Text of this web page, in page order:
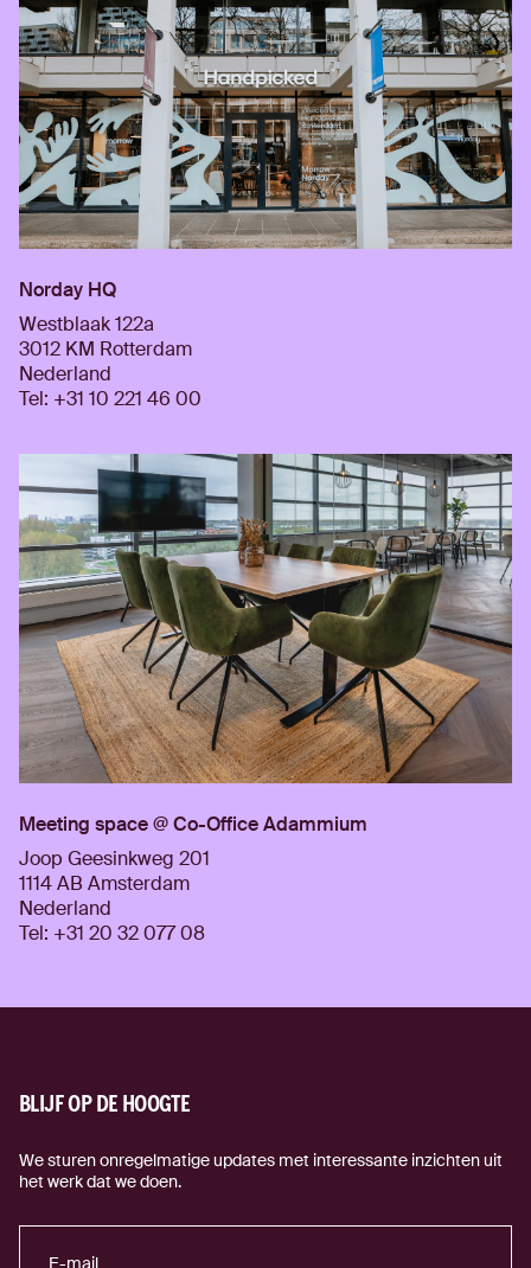
Norday HQ
Westblaak 122a
3012 KM Rotterdam
Nederland
Tel: +31 10 221 46 00
Meeting space @ Co-Office Adammium
Joop Geesinkweg 201
1114 AB Amsterdam
Nederland
Tel: +31 20 32 077 08
BLIJF OP DE HOOGTE
We sturen onregelmatige updates met interessante inzichten uit
het werk dat we doen.